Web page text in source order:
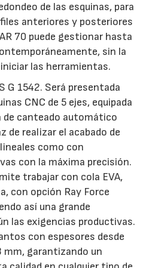
de las esquinas, para
anteriores y posteriores
70 puede gestionar hasta
sin la
las herramientas.
G 1542. Será presentada
CNC de 5 ejes, equipada
de canteado automático
de realizar el acabado de
como con
con la máxima precisión.
trabajar con cola EVA,
con opción Ray Force
así una grande
las exigencias productivas.
con espesores desde
mm, garantizando un